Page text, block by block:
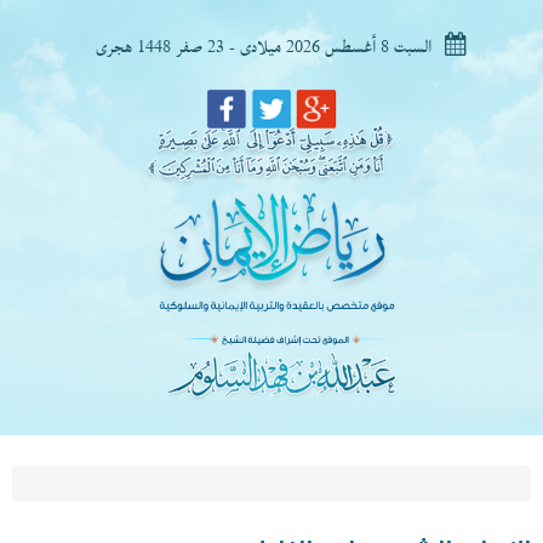
السبت 8 أغسطس 2026 ميلادى - 23 صفر 1448 هجرى